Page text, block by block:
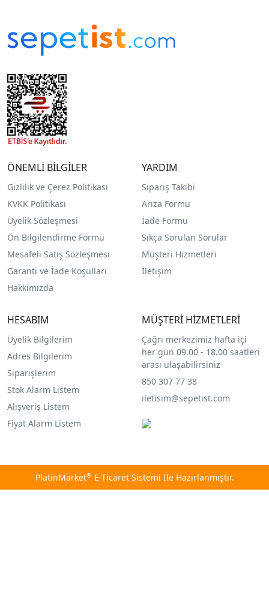
ÖNEMLİ BİLGİLER
Gizlilik ve Çerez Politikası
KVKK Politikası
Üyelik Sözleşmesi
Ön Bilgilendirme Formu
Mesafeli Satış Sözleşmesi
Garanti ve İade Koşulları
Hakkımızda
YARDIM
Sipariş Takibi
Arıza Formu
İade Formu
Sıkça Sorulan Sorular
Müşteri Hizmetleri
İletişim
HESABIM
Üyelik Bilgilerim
Adres Bilgilerim
Siparişlerim
Stok Alarm Listem
Alışveriş Listem
Fiyat Alarm Listem
MÜŞTERİ HİZMETLERİ
Çağrı merkezimiz hafta içi
her gün 09.00 - 18.00 saatleri
arası ulaşabilirsiniz
850 307 77 38
iletisim@sepetist.com
PlatinMarket®E-Ticaret Sistemi İle Hazırlanmıştır.